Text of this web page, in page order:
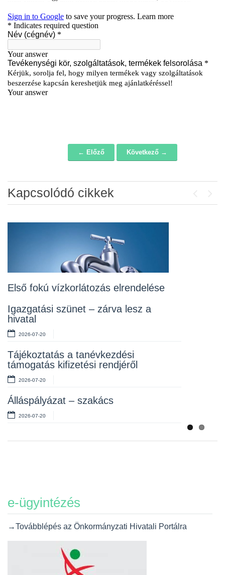
← Előző Következő →
Kapcsolódó cikkek
Első fokú vízkorlátozás elrendelése
Igazgatási szünet – zárva lesz a
hivatal
2026-07-20
Tájékoztatás a tanévkezdési
támogatás kifizetési rendjéről
2026-07-20
Álláspályázat – szakács
2026-07-20
Álláspályázat – konyhai kisegítő
Lakossági fórum az Erzsébet téri
2026-07-10
Rendelet kihirdetése
2026-07-10
Álláspályázat – takarító
2026-07-06
e-ügyintézés
→Továbblépés az Önkormányzati Hivatali Portálra